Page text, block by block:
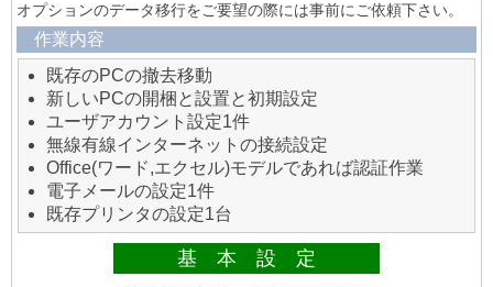
オプションのデータ移行をご要望の際には事前にご依頼下さい。
作業内容
既存のPCの撤去移動
新しいPCの開梱と設置と初期設定
ユーザアカウント設定1件
無線有線インターネットの接続設定
Office(ワード,エクセル)モデルであれば認証作業
電子メールの設定1件
既存プリンタの設定1台
基 本 設 定